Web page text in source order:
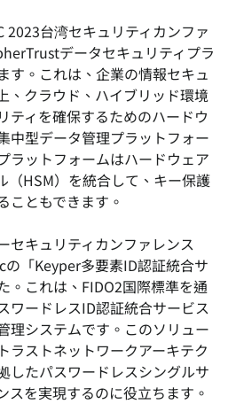
2023台湾セキュリティカンファ
データセキュリティプラ
す。これは、企業の情報セキュ
、クラウド、ハイブリッド環境
ティを確保するためのハードウ
中型データ管理プラットフォー
ラットフォームはハードウェア
（HSM）を統合して、キー保護
こともできます。
セキュリティカンファレンス
の「Keyper多要素ID認証統合サ
。これは、FIDO2国際標準を通
ワードレスID認証統合サービス
理システムです。このソリュー
ラストネットワークアーキテク
したパスワードレスシングルサ
スを実現するのに役立ちます。